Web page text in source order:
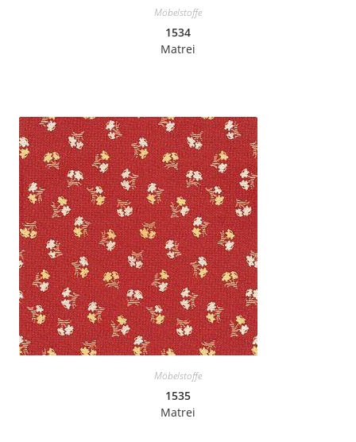
Möbelstoffe
1534
Matrei
Möbelstoffe
1535
Matrei